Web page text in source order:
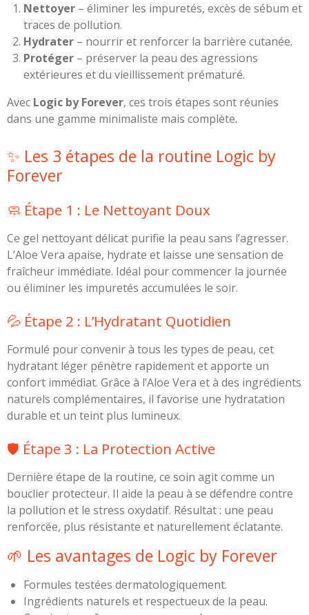
Nettoyer – éliminer les impuretés, excès de sébum et
traces de pollution.
Hydrater – nourrir et renforcer la barrière cutanée.
Protéger – préserver la peau des agressions
extérieures et du vieillissement prématuré.
Avec Logic by Forever, ces trois étapes sont réunies
dans une gamme minimaliste mais complète.
✨ Les 3 étapes de la routine Logic by
Forever
🧼 Étape 1 : Le Nettoyant Doux
Ce gel nettoyant délicat purifie la peau sans l’agresser.
L’Aloe Vera apaise, hydrate et laisse une sensation de
fraîcheur immédiate. Idéal pour commencer la journée
ou éliminer les impuretés accumulées le soir.
💦 Étape 2 : L’Hydratant Quotidien
Formulé pour convenir à tous les types de peau, cet
hydratant léger pénètre rapidement et apporte un
confort immédiat. Grâce à l’Aloe Vera et à des ingrédients
naturels complémentaires, il favorise une hydratation
durable et un teint plus lumineux.
🛡️ Étape 3 : La Protection Active
Dernière étape de la routine, ce soin agit comme un
bouclier protecteur. Il aide la peau à se défendre contre
la pollution et le stress oxydatif. Résultat : une peau
renforcée, plus résistante et naturellement éclatante.
🌱 Les avantages de Logic by Forever
Formules testées dermatologiquement.
Ingrédients naturels et respectueux de la peau.